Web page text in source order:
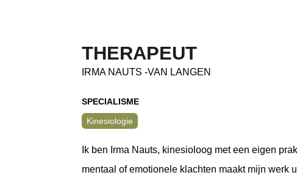
THERAPEUT
IRMA NAUTS -VAN LANGEN
SPECIALISME
Kinesiologie
Ik ben Irma Nauts, kinesioloog met een eigen
mentaal of emotionele klachten maakt mijn werk